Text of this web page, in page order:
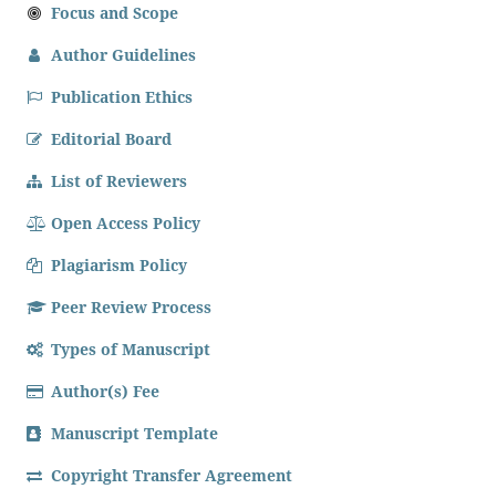
Focus and Scope
Author Guidelines
Publication Ethics
Editorial Board
List of Reviewers
Open Access Policy
Plagiarism Policy
Peer Review Process
Types of Manuscript
Author(s) Fee
Manuscript Template
Copyright Transfer Agreement